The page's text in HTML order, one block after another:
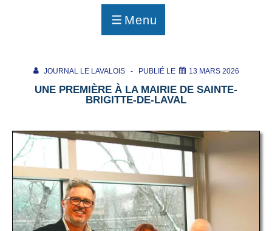
Menu
MENU
JOURNAL LE LAVALOIS PUBLIÉ LE 13 MARS 2026
UNE PREMIÈRE À LA MAIRIE DE SAINTE-
BRIGITTE-DE-LAVAL